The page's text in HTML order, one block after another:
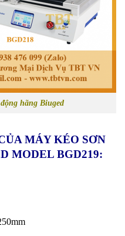
hãng Biuged
MÁY KÉO SƠN
MODEL BGD219: